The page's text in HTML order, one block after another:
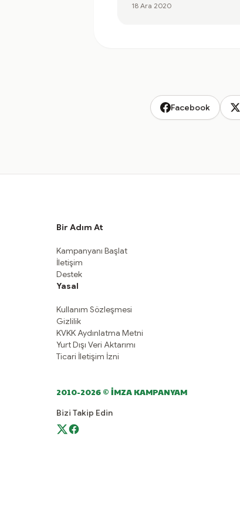
18 Ara 2020
Facebook
Bir Adım At
Kampanyanı Başlat
İletişim
Destek
Yasal
Kullanım Sözleşmesi
Gizlilik
KVKK Aydınlatma Metni
Yurt Dışı Veri Aktarımı
Ticari İletişim İzni
2010-2026 © İMZA KAMPANYAM
Bizi Takip Edin